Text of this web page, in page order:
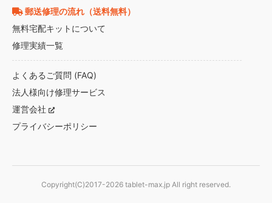
郵送修理の流れ（送料無料）
無料宅配キットについて
修理実績一覧
よくあるご質問 (FAQ)
法人様向け修理サービス
運営会社
プライバシーポリシー
Copyright(C)2017-2026 tablet-max.jp All right reserved.